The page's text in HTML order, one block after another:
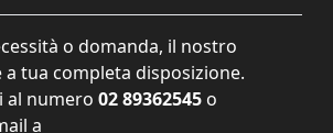
o domanda, il nostro
a tua completa disposizione.
al numero 02 89362545 o
a